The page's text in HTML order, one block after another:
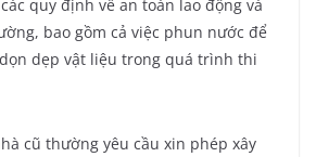
quy định về an toàn lao động và
bao gồm cả việc phun nước để
dẹp vật liệu trong quá trình thi
cũ thường yêu cầu xin phép xây